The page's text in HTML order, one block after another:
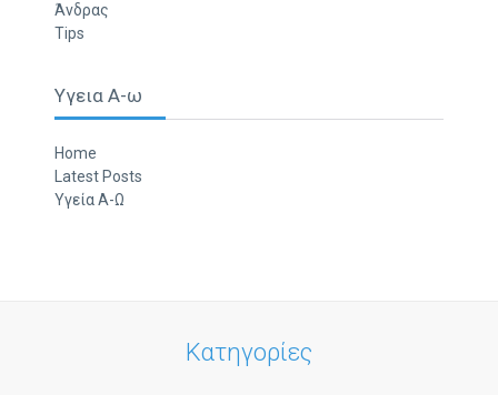
Άνδρας
Tips
Υγεια Α-ω
Home
Latest Posts
Υγεία Α-Ω
Κατηγορίες